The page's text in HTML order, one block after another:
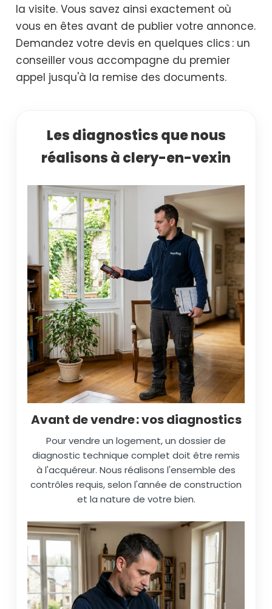
la visite. Vous savez ainsi exactement où
vous en êtes avant de publier votre annonce.
Demandez votre devis en quelques clics : un
conseiller vous accompagne du premier
appel jusqu'à la remise des documents.
Les diagnostics que nous
réalisons à clery-en-vexin
Avant de vendre : vos diagnostics
Pour vendre un logement, un dossier de
diagnostic technique complet doit être remis
à l'acquéreur. Nous réalisons l'ensemble des
contrôles requis, selon l'année de construction
et la nature de votre bien.